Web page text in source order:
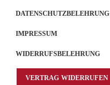
DATENSCHUTZBELEHRUNG
IMPRESSUM
WIDERRUFSBELEHRUNG
VERTRAG WIDERRUFEN